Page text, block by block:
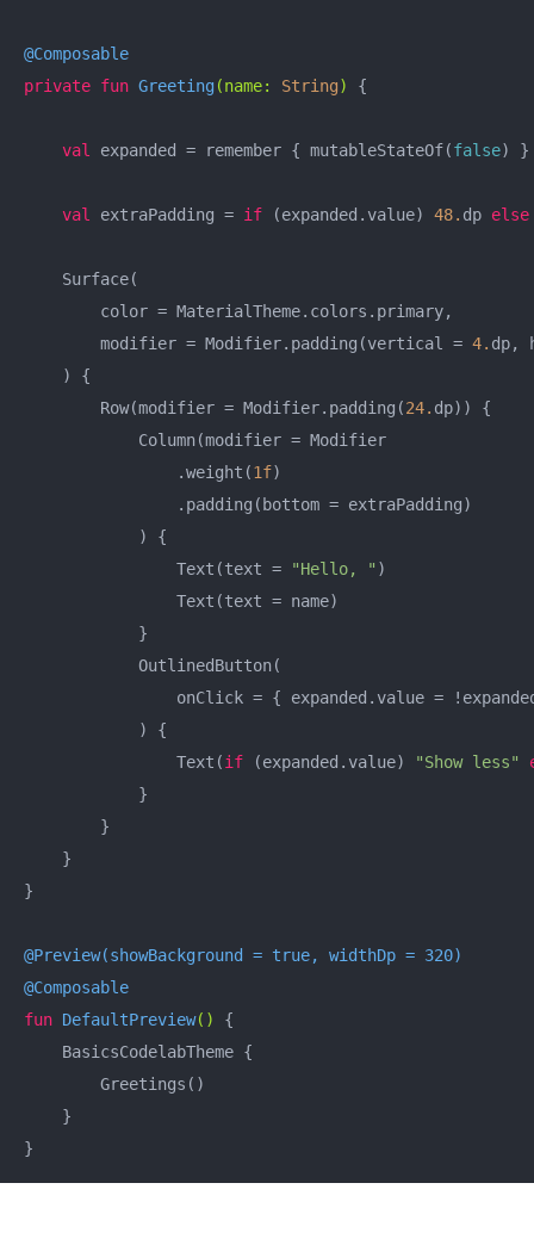
@Composable
private fun Greeting (name: String) {
val expanded = remember { mutableStateOf(false) }
val extraPadding = if (expanded.value) 48. dp else
    Surface(
        color = MaterialTheme.colors.primary,
        modifier = Modifier.padding(vertical =
4. dp,
    ) {
        Row(modifier = Modifier.padding(
24. dp)) {
            Column(modifier = Modifier
                .weight(
1f)
                .padding(bottom = extraPadding)
            ) {
                Text(text =
"Hello, " )
                Text(text = name)
            }
            OutlinedButton(
onClick = { expanded.value =
            ) {
                Text(
if (expanded.value) "Show less"
            }
        }
    }
}
@Preview(showBackground = true, widthDp = 320)
@Composable
fun DefaultPreview()
{
    BasicsCodelabTheme {
        Greetings()
    }
}